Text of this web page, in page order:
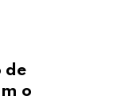
de
o